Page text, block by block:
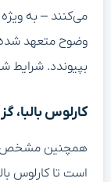
می‌کنند – به
وضوح متعهد
بپیوندد. شرایط شخصی ۱۰۰٪
کارلوس بالبا،
همچنین مشخص
است تا کارلوس